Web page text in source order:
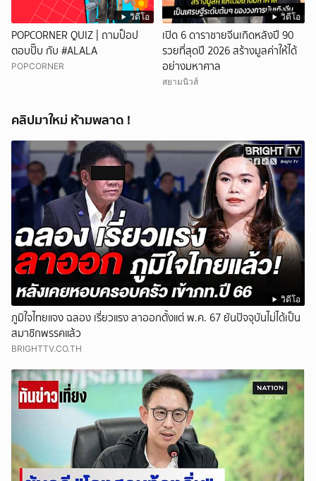
วิดีโอ
POPCORNER QUIZ | ถามป็อป
ตอบปั๊บ กับ #ALALA
POPCORNER
วิดีโอ
เปิด 6 ดาราชายจีนเกิดหลังปี 90
รวยที่สุดปี 2026 สร้างมูลค่าให้ได้
อย่างมหาศาล
สยามนิวส์
คลิปมาใหม่ ห้ามพลาด !
วิดีโอ
ภูมิใจไทยแจง ฉลอง เรี่ยวแรง ลาออกตั้งแต่ พ.ค. 67 ยันปัจจุบันไม่ได้เป็น
สมาชิกพรรคแล้ว
BRIGHTTV.CO.TH